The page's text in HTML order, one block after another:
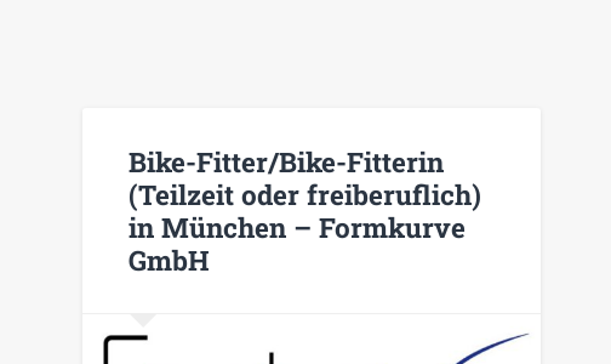
Bike-Fitter/Bike-Fitterin
(Teilzeit oder freiberuflich)
in München – Formkurve
GmbH